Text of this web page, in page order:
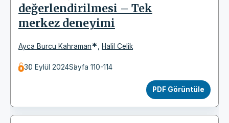
değerlendirilmesi – Tek
merkez deneyimi
Ayca Burcu Kahraman* Halil Celik
30 Eylül 2024Sayfa 110-114
PDF Görüntüle